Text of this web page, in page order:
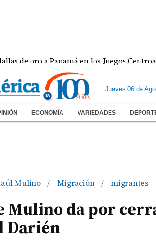
a Panamá en los Juegos
Jueves 06 de
ECONOMÍA VARIEDADES
Mulino / Migración / migrantes
Mulino da por
Darién